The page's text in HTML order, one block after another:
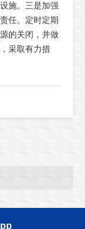
施。三是加强
任。定时定期
的关闭，并做
采取有力措